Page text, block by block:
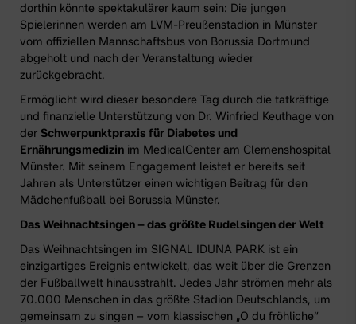
dorthin könnte spektakulärer kaum sein: Die jungen
Spielerinnen werden am LVM-Preußenstadion in Münster
vom offiziellen Mannschaftsbus von Borussia Dortmund
abgeholt und nach der Veranstaltung wieder
zurückgebracht.
Ermöglicht wird dieser besondere Tag durch die tatkräftige
und finanzielle Unterstützung von Dr. Winfried Keuthage von
der Schwerpunktpraxis für Diabetes und
Ernährungsmedizin im MedicalCenter am Clemenshospital
Münster. Mit seinem Engagement leistet er bereits seit
Jahren als Unterstützer einen wichtigen Beitrag für den
Mädchenfußball bei Borussia Münster.
Das Weihnachtsingen – das größte Rudelsingen der Welt
Das Weihnachtsingen im SIGNAL IDUNA PARK ist ein
einzigartiges Ereignis entwickelt, das weit über die Grenzen
der Fußballwelt hinausstrahlt. Jedes Jahr strömen mehr als
70.000 Menschen in das größte Stadion Deutschlands, um
gemeinsam zu singen – vom klassischen „O du fröhliche“